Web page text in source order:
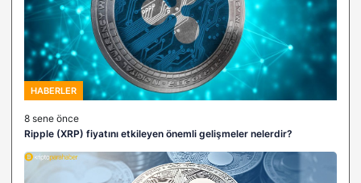
HABERLER
8 sene önce
Ripple (XRP) fiyatını etkileyen önemli gelişmeler nelerdir?